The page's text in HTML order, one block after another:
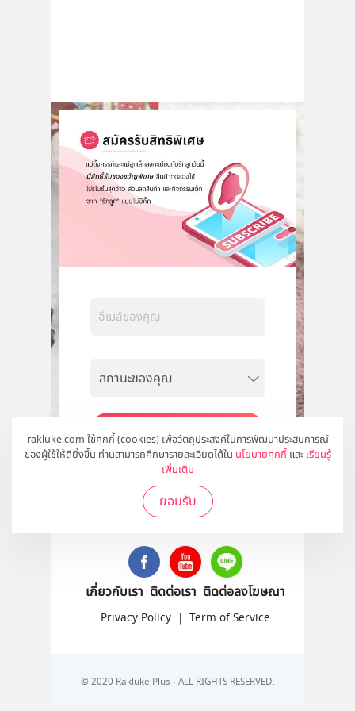
rakluke.com ใช้คุกกี้ (cookies) เพื่อวัตถุประสงค์ในการพัฒนาประสบการณ์
ของผู้ใช้ให้ดียิ่งขึ้น ท่านสามารถศึกษารายละเอียดได้ใน นโยบายคุกกี้ และ เรียนรู้
เพิ่มเติม
ยอมรับ
สมัคร
ติดตามเราได้ที่
เกี่ยวกับเรา ติดต่อเรา ติดต่อลงโฆษณา
Privacy Policy | Term of Service
© 2020 Rakluke Plus - ALL RIGHTS RESERVED.